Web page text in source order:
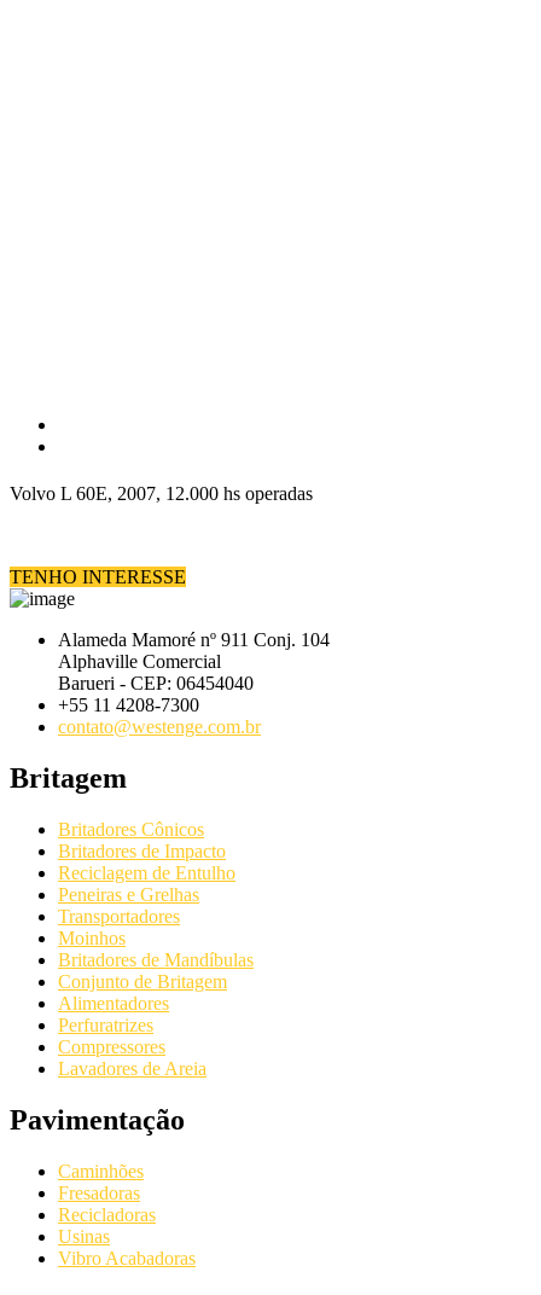
Volvo L 60E, 2007, 12.000 hs operadas
TENHO INTERESSE
Alameda Mamoré nº 911 Conj. 104
Alphaville Comercial
Barueri - CEP: 06454040
+55 11 4208-7300
contato@westenge.com.br
Britagem
Britadores Cônicos
Britadores de Impacto
Reciclagem de Entulho
Peneiras e Grelhas
Transportadores
Moinhos
Britadores de Mandíbulas
Conjunto de Britagem
Alimentadores
Perfuratrizes
Compressores
Lavadores de Areia
Pavimentação
Caminhões
Fresadoras
Recicladoras
Usinas
Vibro Acabadoras